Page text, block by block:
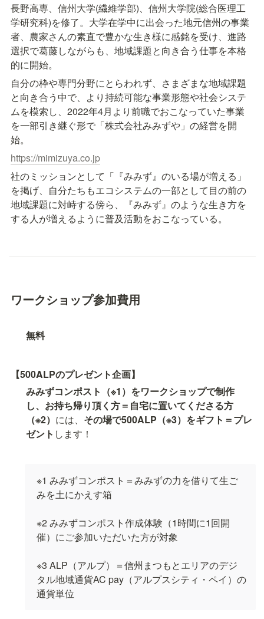
長野高専、信州大学(繊維学部)、信州大学院(総合医理工
学研究科)を修了。大学在学中に出会った地元信州の事業
者、農家さんの素直で豊かな生き様に感銘を受け、進路
選択で葛藤しながらも、地域課題と向き合う仕事を本格
的に開始。
自分の枠や専門分野にとらわれず、さまざまな地域課題
と向き合う中で、より持続可能な事業形態や社会システ
ムを模索し、2022年4月より前職でおこなっていた事業
を一部引き継ぐ形で「株式会社みみずや」の経営を開
始。
https://mimizuya.co.jp
社のミッションとして「『みみず』のいる場が増える」
を掲げ、自分たちもエコシステムの一部として目の前の
地域課題に対峙する傍ら、『みみず』のような生き方を
する人が増えるように普及活動をおこなっている。
ワークショップ参加費用
無料
【500ALPのプレゼント企画】
みみずコンポスト（※1）をワークショップで制作
し、お持ち帰り頂く方＝自宅に置いてくださる方
（※2） には、 その場で500ALP（※3）をギフト＝プレ
ゼント します！
※1 みみずコンポスト＝みみずの力を借りて生ご
みを土にかえす箱
※2 みみずコンポスト作成体験（1時間に1回開
催）にご参加いただいた方が対象
※3 ALP（アルプ）＝信州まつもとエリアのデジ
タル地域通貨AC pay（アルプスシティ・ペイ）の
通貨単位